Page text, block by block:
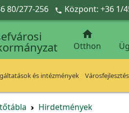
80/277-256  Központ: +36 1/

Otthon
és intézmények Városfejlesztés
Hirdetmények